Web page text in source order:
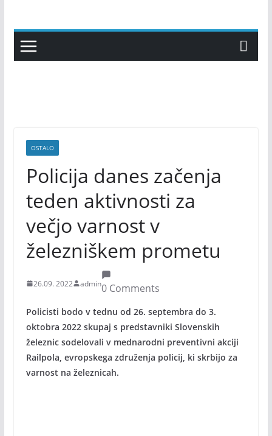
content
OSTALO
Policija danes začenja
teden aktivnosti za
večjo varnost v
železniškem prometu
26.09. 2022 admin0 Comments
Policisti bodo v tednu od 26. septembra do 3.
oktobra 2022 skupaj s predstavniki Slovenskih
železnic sodelovali v mednarodni preventivni akciji
Railpola, evropskega združenja policij, ki skrbijo za
varnost na železnicah.